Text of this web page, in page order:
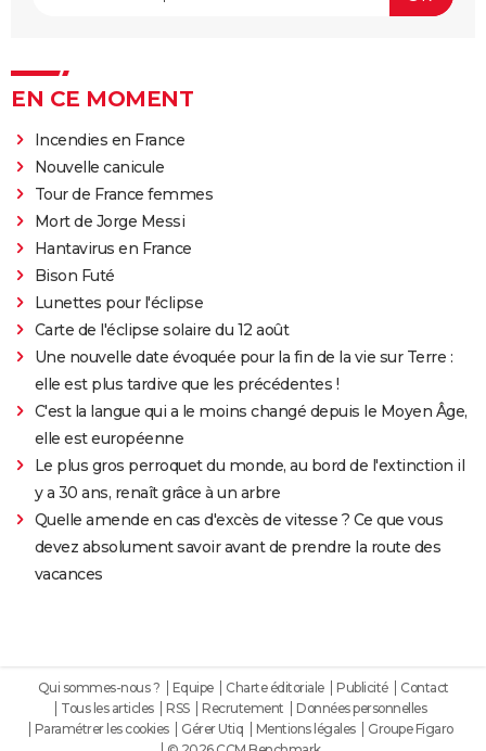
EN CE MOMENT
Incendies en France
Nouvelle canicule
Tour de France femmes
Mort de Jorge Messi
Hantavirus en France
Bison Futé
Lunettes pour l'éclipse
Carte de l'éclipse solaire du 12 août
Une nouvelle date évoquée pour la fin de la vie sur Terre :
elle est plus tardive que les précédentes !
C'est la langue qui a le moins changé depuis le Moyen Âge,
elle est européenne
Le plus gros perroquet du monde, au bord de l'extinction il
y a 30 ans, renaît grâce à un arbre
Quelle amende en cas d'excès de vitesse ? Ce que vous
devez absolument savoir avant de prendre la route des
vacances
Qui sommes-nous ? Equipe Charte éditoriale Publicité
Contact
Tous les articles
RSS Recrutement
Données personnelles
Paramétrer les cookies
Gérer Utiq Mentions légales
Groupe Figaro